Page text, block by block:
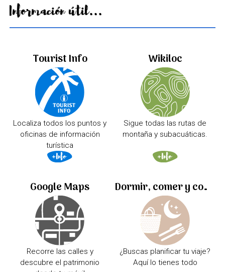
Información útil...
Tourist Info
Localiza todos los puntos y
oficinas de información
turística
Wikiloc
Sigue todas las rutas de
montaña y subacuáticas.
Google Maps
Recorre las calles y
descubre el patrimonio
Dormir, comer y comprar
¿Buscas planificar tu viaje?
Aquí lo tienes todo